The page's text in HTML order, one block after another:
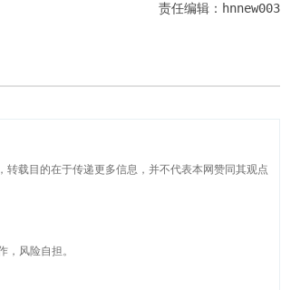
责任编辑：hnnew003
载目的在于传递更多信息，并不代表本网赞同其观点
风险自担。